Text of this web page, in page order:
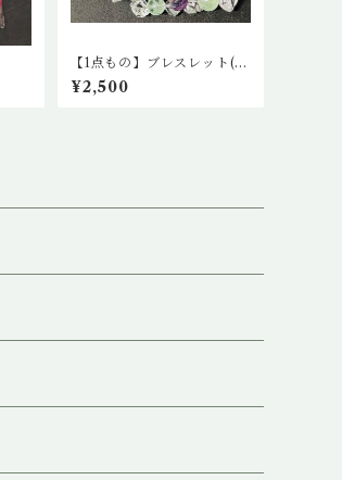
【1点もの】ブレスレット(薔
薇カットフローライト、薔薇
カット水晶)
¥2,500